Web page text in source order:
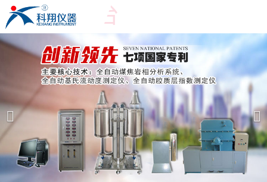
爱游戏平台
爱游戏平台
产品展示 ＞
爱游戏平台-爱游戏（中国）一站式服务平台
焦化行业检测及优化配煤设备
球团矿/烧结矿/块矿高温冶金性能检测系统
公司简介
爱游戏平台
企业业绩